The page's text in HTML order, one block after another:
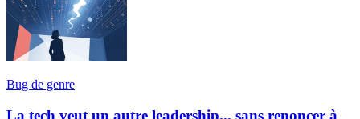
Bug de genre
La tech veut un autre leadership... sans renoncer à